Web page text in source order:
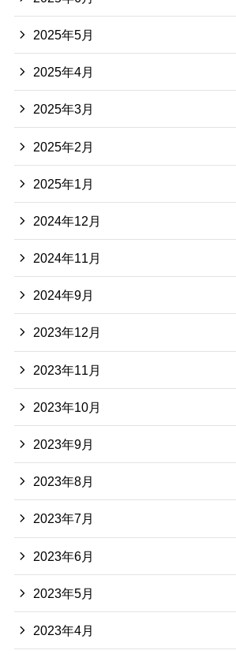
2025年5月
2025年4月
2025年3月
2025年2月
2025年1月
2024年12月
2024年11月
2024年9月
2023年12月
2023年11月
2023年10月
2023年9月
2023年8月
2023年7月
2023年6月
2023年5月
2023年4月